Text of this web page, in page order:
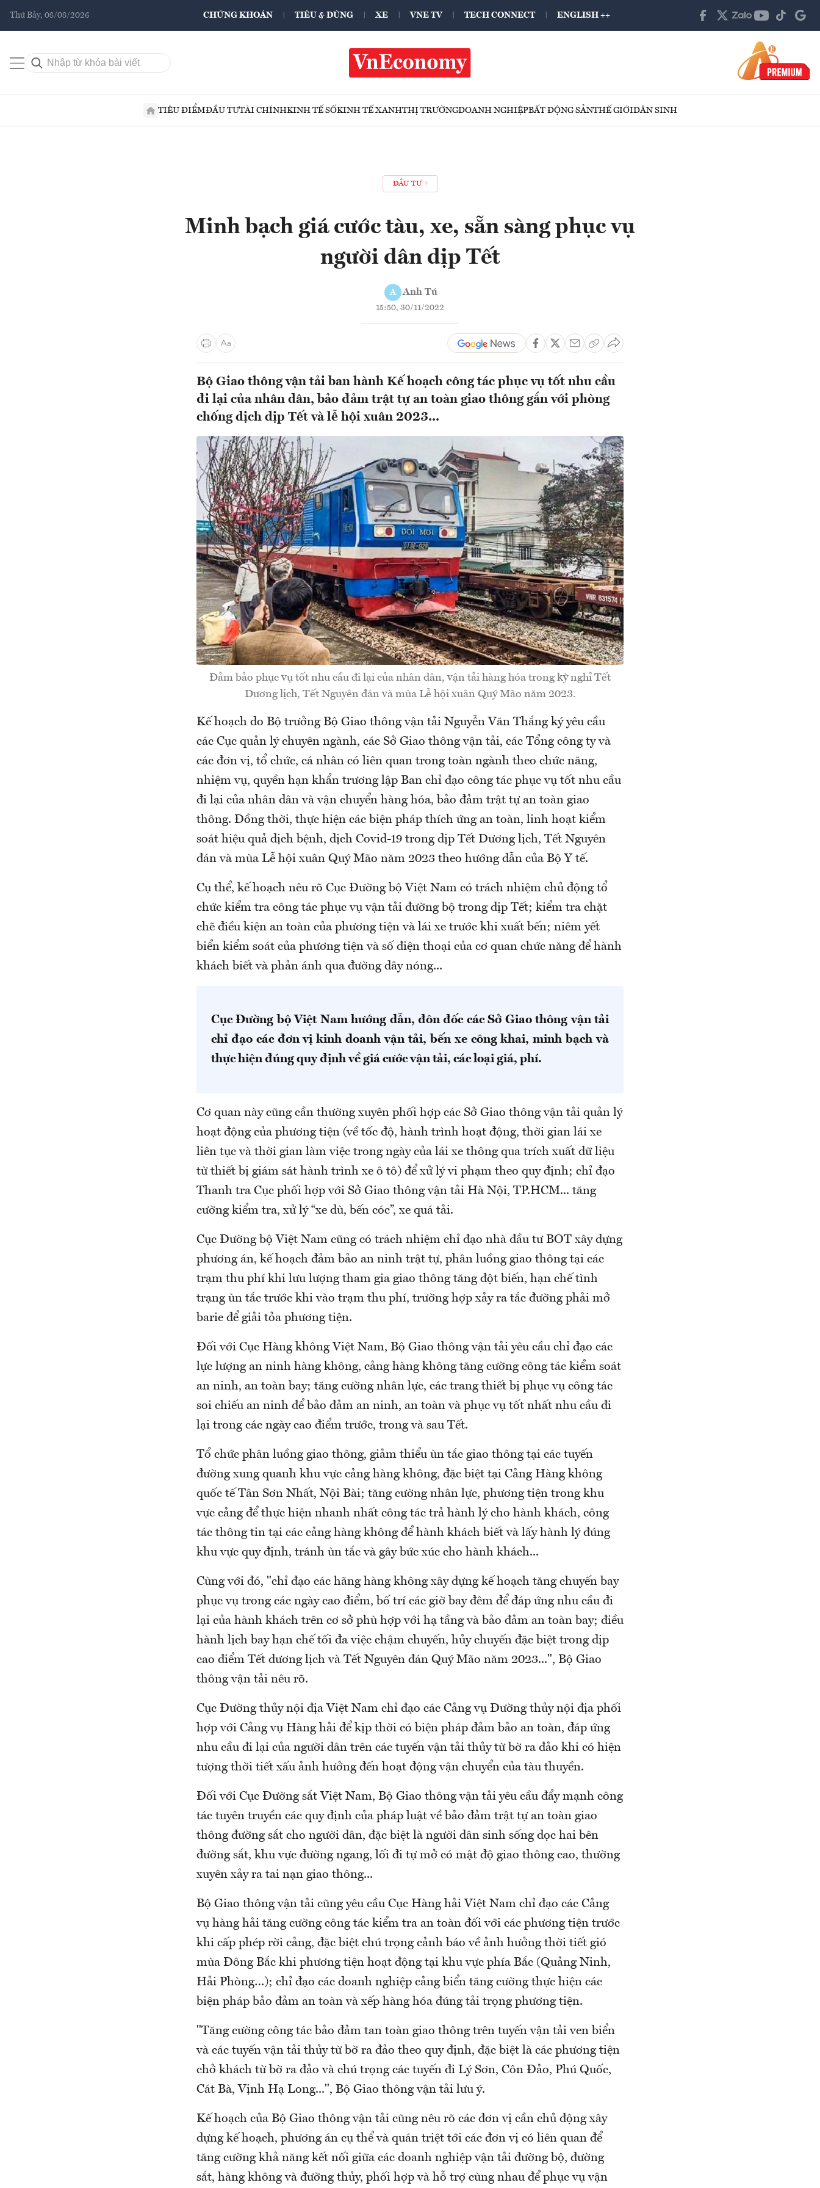
Thứ Bảy, 08/08/2026 CHỨNG KHOÁN TIÊU & DÙNG XE VNE TV TECH CONNECT ENGLISH ++
TIÊU ĐIỂMĐẦU TƯTÀI CHÍNHKINH TẾ SỐKINH TẾ XANHTHỊ TRƯỜNGDOANH NGHIỆPBẤT ĐỘNG SẢNTHẾ GIỚIDÂN SINH
ĐẦU TƯ
Minh bạch giá cước tàu, xe, sẵn sàng phục vụ
người dân dịp Tết
A Anh Tú
15:50, 30/11/2022
Bộ Giao thông vận tải ban hành Kế hoạch công tác phục vụ tốt nhu cầu
đi lại của nhân dân, bảo đảm trật tự an toàn giao thông gắn với phòng
chống dịch dịp Tết và lễ hội xuân 2023...
Đảm bảo phục vụ tốt nhu cầu đi lại của nhân dân, vận tải hàng hóa trong kỳ nghỉ Tết
Dương lịch, Tết Nguyên đán và mùa Lễ hội xuân Quý Mão năm 2023.
Kế hoạch do Bộ trưởng Bộ Giao thông vận tải Nguyễn Văn Thắng ký yêu cầu
các Cục quản lý chuyên ngành, các Sở Giao thông vận tải, các Tổng công ty và
các đơn vị, tổ chức, cá nhân có liên quan trong toàn ngành theo chức năng,
nhiệm vụ, quyền hạn khẩn trương lập Ban chỉ đạo công tác phục vụ tốt nhu cầu
đi lại của nhân dân và vận chuyển hàng hóa, bảo đảm trật tự an toàn giao
thông. Đồng thời, thực hiện các biện pháp thích ứng an toàn, linh hoạt kiểm
soát hiệu quả dịch bệnh, dịch Covid-19 trong dịp Tết Dương lịch, Tết Nguyên
đán và mùa Lễ hội xuân Quý Mão năm 2023 theo hướng dẫn của Bộ Y tế.
Cụ thể, kế hoạch nêu rõ Cục Đường bộ Việt Nam có trách nhiệm chủ động tổ
chức kiểm tra công tác phục vụ vận tải đường bộ trong dịp Tết; kiểm tra chặt
chẽ điều kiện an toàn của phương tiện và lái xe trước khi xuất bến; niêm yết
biển kiểm soát của phương tiện và số điện thoại của cơ quan chức năng để hành
khách biết và phản ánh qua đường dây nóng...
Cục Đường bộ Việt Nam hướng dẫn, đôn đốc các Sở Giao thông vận tải
chỉ đạo các đơn vị kinh doanh vận tải, bến xe công khai, minh bạch và
thực hiện đúng quy định về giá cước vận tải, các loại giá, phí.
Cơ quan này cũng cần thường xuyên phối hợp các Sở Giao thông vận tải quản lý
hoạt động của phương tiện (về tốc độ, hành trình hoạt động, thời gian lái xe
liên tục và thời gian làm việc trong ngày của lái xe thông qua trích xuất dữ liệu
từ thiết bị giám sát hành trình xe ô tô) để xử lý vi phạm theo quy định; chỉ đạo
Thanh tra Cục phối hợp với Sở Giao thông vận tải Hà Nội, TP.HCM... tăng
cường kiểm tra, xử lý “xe dù, bến cóc”, xe quá tải.
Cục Đường bộ Việt Nam cũng có trách nhiệm chỉ đạo nhà đầu tư BOT xây dựng
phương án, kế hoạch đảm bảo an ninh trật tự, phân luồng giao thông tại các
trạm thu phí khi lưu lượng tham gia giao thông tăng đột biến, hạn chế tình
trạng ùn tắc trước khi vào trạm thu phí, trường hợp xảy ra tắc đường phải mở
barie để giải tỏa phương tiện.
Đối với Cục Hàng không Việt Nam, Bộ Giao thông vận tải yêu cầu chỉ đạo các
lực lượng an ninh hàng không, cảng hàng không tăng cường công tác kiểm soát
an ninh, an toàn bay; tăng cường nhân lực, các trang thiết bị phục vụ công tác
soi chiếu an ninh để bảo đảm an ninh, an toàn và phục vụ tốt nhất nhu cầu đi
lại trong các ngày cao điểm trước, trong và sau Tết.
Tổ chức phân luồng giao thông, giảm thiểu ùn tắc giao thông tại các tuyến
đường xung quanh khu vực cảng hàng không, đặc biệt tại Cảng Hàng không
quốc tế Tân Sơn Nhất, Nội Bài; tăng cường nhân lực, phương tiện trong khu
vực cảng để thực hiện nhanh nhất công tác trả hành lý cho hành khách, công
tác thông tin tại các cảng hàng không để hành khách biết và lấy hành lý đúng
khu vực quy định, tránh ùn tắc và gây bức xúc cho hành khách...
Cùng với đó, "chỉ đạo các hãng hàng không xây dựng kế hoạch tăng chuyến bay
phục vụ trong các ngày cao điểm, bố trí các giờ bay đêm để đáp ứng nhu cầu đi
lại của hành khách trên cơ sở phù hợp với hạ tầng và bảo đảm an toàn bay; điều
hành lịch bay hạn chế tối đa việc chậm chuyến, hủy chuyến đặc biệt trong dịp
cao điểm Tết dương lịch và Tết Nguyên đán Quý Mão năm 2023...", Bộ Giao
thông vận tải nêu rõ.
Cục Đường thủy nội địa Việt Nam chỉ đạo các Cảng vụ Đường thủy nội địa phối
hợp với Cảng vụ Hàng hải để kịp thời có biện pháp đảm bảo an toàn, đáp ứng
nhu cầu đi lại của người dân trên các tuyến vận tải thủy từ bờ ra đảo khi có hiện
tượng thời tiết xấu ảnh hưởng đến hoạt động vận chuyển của tàu thuyền.
Đối với Cục Đường sắt Việt Nam, Bộ Giao thông vận tải yêu cầu đẩy mạnh công
tác tuyên truyền các quy định của pháp luật về bảo đảm trật tự an toàn giao
thông đường sắt cho người dân, đặc biệt là người dân sinh sống dọc hai bên
đường sắt, khu vực đường ngang, lối đi tự mở có mật độ giao thông cao, thường
xuyên xảy ra tai nạn giao thông...
Bộ Giao thông vận tải cũng yêu cầu Cục Hàng hải Việt Nam chỉ đạo các Cảng
vụ hàng hải tăng cường công tác kiểm tra an toàn đối với các phương tiện trước
khi cấp phép rời cảng, đặc biệt chú trọng cảnh báo về ảnh hưởng thời tiết gió
mùa Đông Bắc khi phương tiện hoạt động tại khu vực phía Bắc (Quảng Ninh,
Hải Phòng…); chỉ đạo các doanh nghiệp cảng biển tăng cường thực hiện các
biện pháp bảo đảm an toàn và xếp hàng hóa đúng tải trọng phương tiện.
"Tăng cường công tác bảo đảm tan toàn giao thông trên tuyến vận tải ven biển
và các tuyến vận tải thủy từ bờ ra đảo theo quy định, đặc biệt là các phương tiện
chở khách từ bờ ra đảo và chú trọng các tuyến đi Lý Sơn, Côn Đảo, Phú Quốc,
Cát Bà, Vịnh Hạ Long...", Bộ Giao thông vận tải lưu ý.
Kế hoạch của Bộ Giao thông vận tải cũng nêu rõ các đơn vị cần chủ động xây
dựng kế hoạch, phương án cụ thể và quán triệt tới các đơn vị có liên quan để
tăng cường khả năng kết nối giữa các doanh nghiệp vận tải đường bộ, đường
sắt, hàng không và đường thủy, phối hợp và hỗ trợ cùng nhau để phục vụ vận